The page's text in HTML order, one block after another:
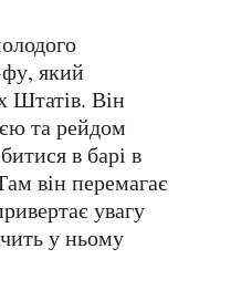
фу, який
Штатів. Він
та рейдом
в барі в
він перемагає
увагу
у ньому